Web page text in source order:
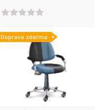
Doprava zdarma